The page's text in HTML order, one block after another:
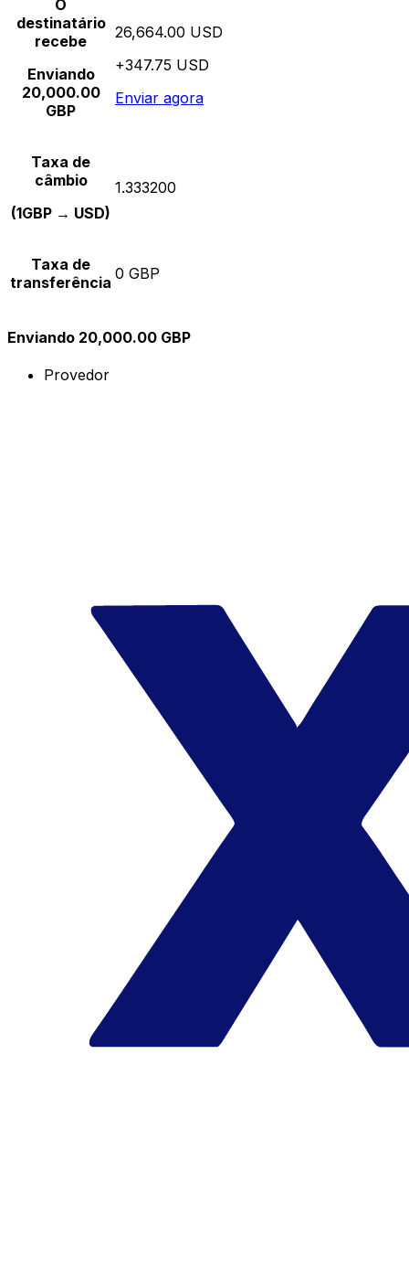
O
destinatário
recebe
Enviando
20,000.00
GBP
26,664.00 USD
+347.75 USD
Enviar agora
Taxa de
câmbio
(1GBP → USD)
1.333200
Taxa de
transferência 0 GBP
Enviando 20,000.00 GBP
Provedor